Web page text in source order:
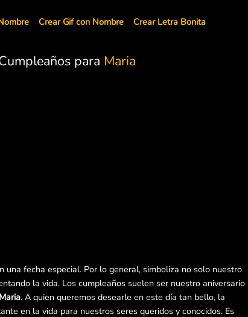
Crear Gif con Nombre Crear Letra Bonita
para Maria
una fecha especial. Por lo general, simboliza no solo nuestro
la vida. Los cumpleaños suelen ser nuestro aniversario
. A quien queremos desearle en este día tan bello, la
en la vida para nuestros seres queridos y conocidos. Es